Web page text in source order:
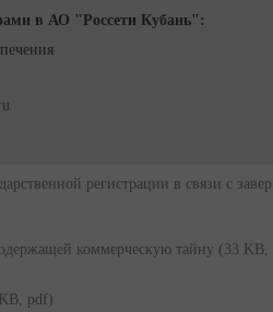
в АО "Россети Кубань":
регистрации в связи с
коммерческую тайну (33 KB,
pdf)